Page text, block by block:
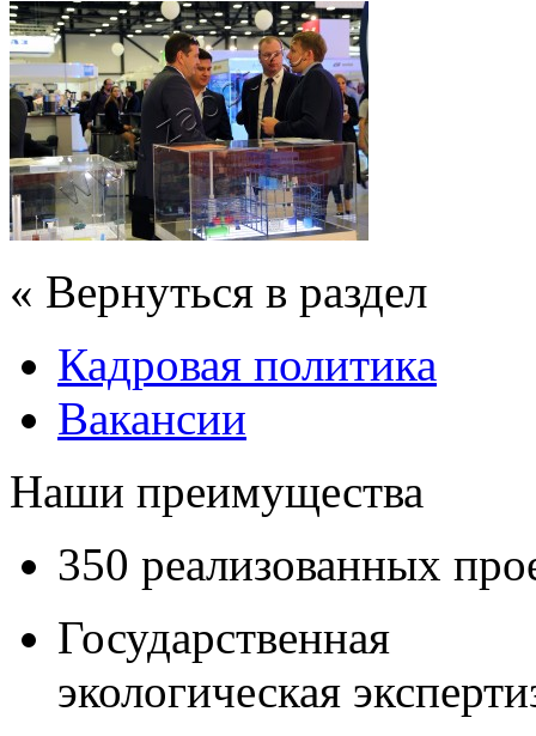
« Вернуться в раздел
Кадровая политика
Вакансии
Наши преимущества
350 реализованных
Государственная
экологическая